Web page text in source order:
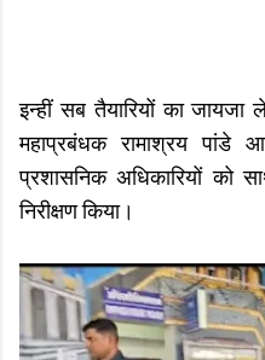
इन्हीं सब तैयारियों का
महाप्रबंधक रामाश्रय
प्रशासनिक अधिकारियों को
निरीक्षण किया।